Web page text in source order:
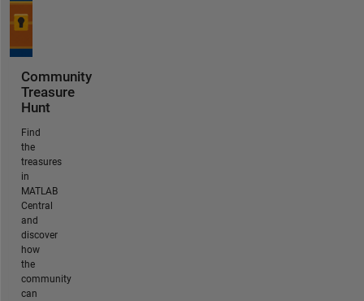
Community
Treasure
Hunt
Find
the
treasures
in
MATLAB
Central
and
discover
how
the
community
can